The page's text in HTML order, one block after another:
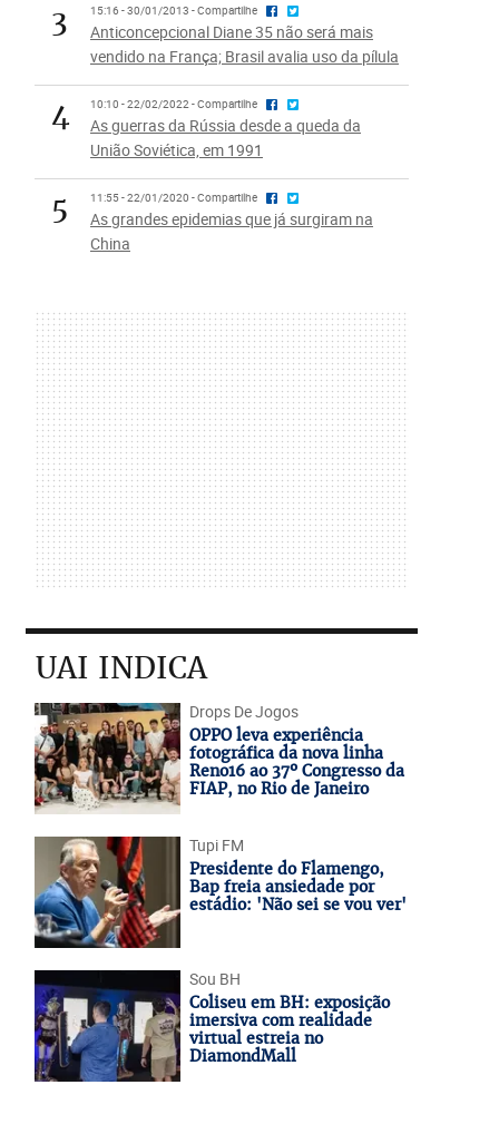
3 15:16 - 30/01/2013 - Compartilhe
Anticoncepcional Diane 35 não será mais
vendido na França; Brasil avalia uso da pílula
4 10:10 - 22/02/2022 - Compartilhe
As guerras da Rússia desde a queda da
União Soviética, em 1991
5 11:55 - 22/01/2020 - Compartilhe
As grandes epidemias que já surgiram na
China
UAI INDICA
Drops De Jogos
OPPO leva experiência
fotográfica da nova linha
Reno16 ao 37º Congresso da
FIAP, no Rio de Janeiro
Tupi FM
Presidente do Flamengo,
Bap freia ansiedade por
estádio: 'Não sei se vou ver'
Sou BH
Coliseu em BH: exposição
imersiva com realidade
virtual estreia no
DiamondMall